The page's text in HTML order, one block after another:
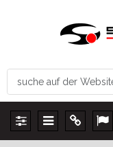
Panel Menu Info